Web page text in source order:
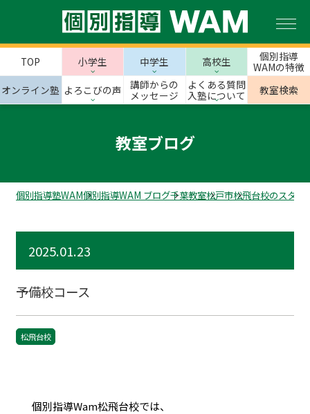
TOP 小学生 中学生 高校生
個別指導
WAMの特徴
オンライン塾 よろこびの声
講師からの
メッセージ
よくある質問
入塾について
教室検索
教室ブログ
個別指導塾WAM個別指導WAM ブログ千葉教室松戸市松飛台校のスタッ
2025.01.23
予備校コース
松飛台校
個別指導Wam松飛台校では、